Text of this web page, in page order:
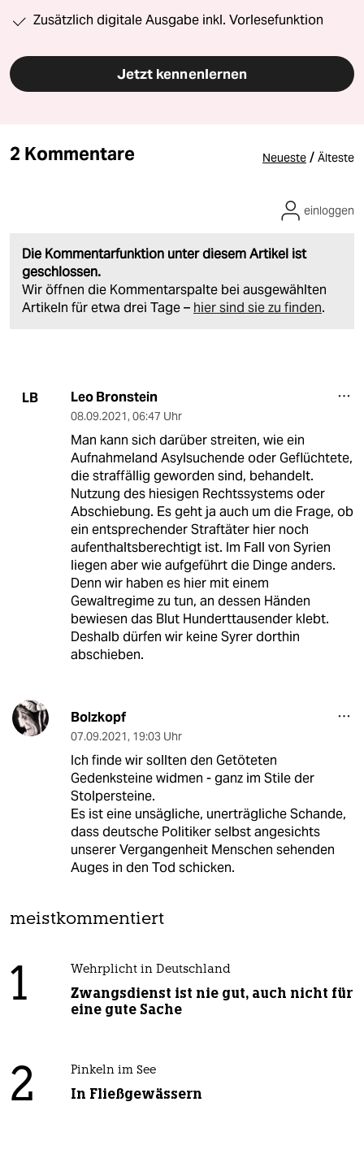
Zusätzlich digitale Ausgabe inkl. Vorlesefunktion
Jetzt kennenlernen
2 Kommentare Neueste / Älteste
Die Kommentarfunktion unter diesem Artikel ist
geschlossen.
Wir öffnen die Kommentarspalte bei ausgewählten
Artikeln für etwa drei Tage – hier sind sie zu finden.
einloggen
LB Leo Bronstein
08.09.2021, 06:47 Uhr
Man kann sich darüber streiten, wie ein
Aufnahmeland Asylsuchende oder Geflüchtete,
die straffällig geworden sind, behandelt.
Nutzung des hiesigen Rechtssystems oder
Abschiebung. Es geht ja auch um die Frage, ob
ein entsprechender Straftäter hier noch
aufenthaltsberechtigt ist. Im Fall von Syrien
liegen aber wie aufgeführt die Dinge anders.
Denn wir haben es hier mit einem
Gewaltregime zu tun, an dessen Händen
bewiesen das Blut Hunderttausender klebt.
Deshalb dürfen wir keine Syrer dorthin
abschieben.
Bolzkopf
07.09.2021, 19:03 Uhr
Ich finde wir sollten den Getöteten
Gedenksteine widmen - ganz im Stile der
Stolpersteine.
Es ist eine unsägliche, unerträgliche Schande,
dass deutsche Politiker selbst angesichts
unserer Vergangenheit Menschen sehenden
Auges in den Tod schicken.
meistkommentiert
1 Wehrplicht in Deutschland
Zwangsdienst ist nie gut, auch nicht für
eine gute Sache
2 Pinkeln im See
In Fließgewässern